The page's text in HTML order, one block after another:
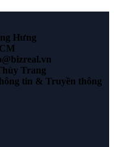
Hưng
Trang
tin & Truyền thông